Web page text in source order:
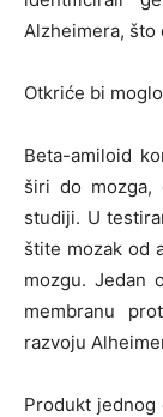
Alzheimera, što
Otkriće bi
Beta-amiloid
širi do mozga,
studiji. U
štite mozak od
mozgu. Jedan
membranu
razvoju
Produkt jednog